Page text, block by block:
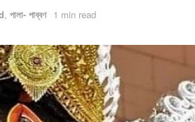
, পালা- পাব্বণ 1 min read